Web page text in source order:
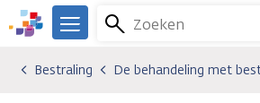
Overslaan
en
We
er
Zoeken
Menu
Soorten behandelingen
Bestraling
De behandeling met bestraling
Bestraling De behandeling met